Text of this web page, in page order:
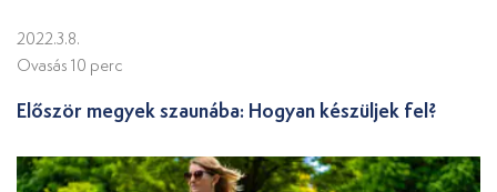
2022.3.8.
Ovasás 10 perc
Először megyek szaunába: Hogyan készüljek fel?